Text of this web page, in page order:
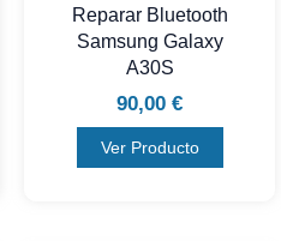
Reparar Bluetooth
Samsung Galaxy
A30S
90,00 €
Ver Producto